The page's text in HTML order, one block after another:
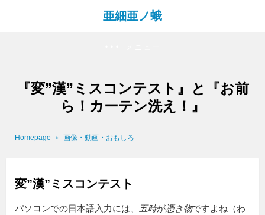
亜細亜ノ蛾
『変”漢”ミスコンテスト』と『お前
ら！カーテン洗え！』
Homepage 画像・動画・おもしろ
変”漢”ミスコンテスト
パソコンでの日本語入力には、 五時が憑き物ですよね（わ